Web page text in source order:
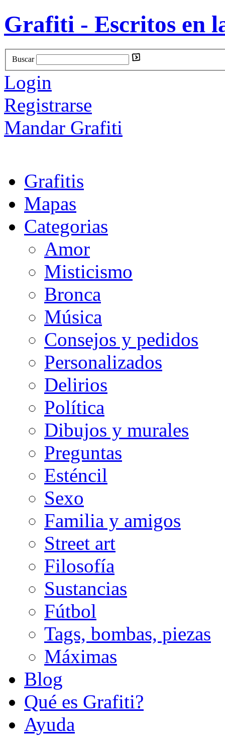
Grafiti - Escritos en
Buscar
Login
Registrarse
Mandar Grafiti
Grafitis
Mapas
Categorias
Amor
Misticismo
Bronca
Música
Consejos y pedidos
Personalizados
Delirios
Política
Dibujos y murales
Preguntas
Esténcil
Sexo
Familia y amigos
Street art
Filosofía
Sustancias
Fútbol
Tags, bombas, piezas
Máximas
Blog
Qué es Grafiti?
Ayuda